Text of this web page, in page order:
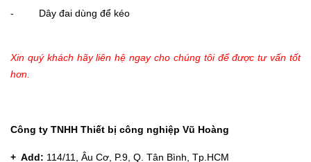
- Dây đai dùng để kéo
Xin quý khách hãy liên hệ ngay cho chúng tôi để được tư vấn tốt
hơn.
Công ty TNHH Thiết bị công nghiệp Vũ Hoàng
+ Add: 114/11, Âu Cơ, P.9, Q. Tân Bình, Tp.HCM